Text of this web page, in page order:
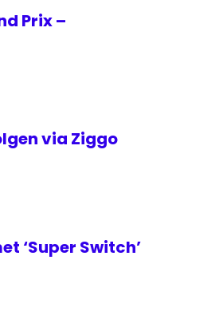
Prix –
via Ziggo
‘Super Switch’